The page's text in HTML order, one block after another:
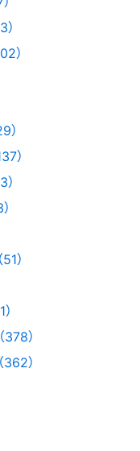
）
）
）
）
）
）